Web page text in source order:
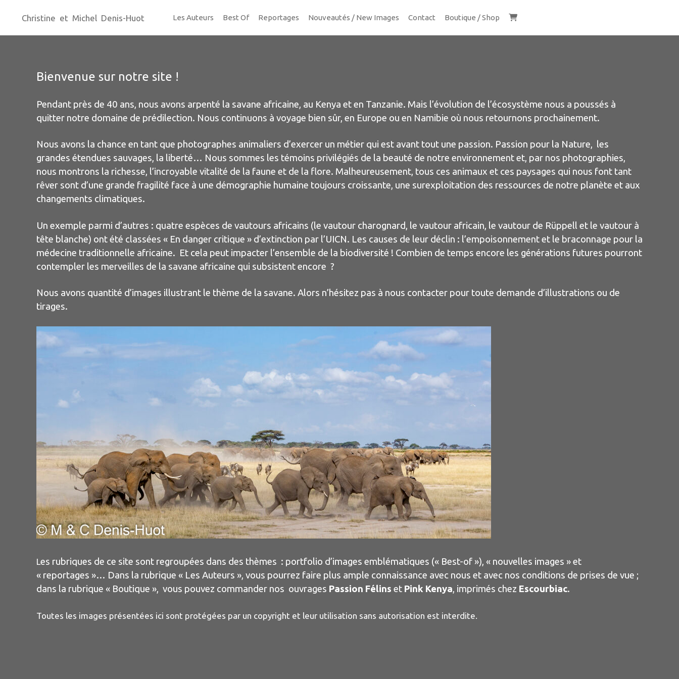
Christine et Michel Denis-Huot Les Auteurs Best Of Reportages Nouveautés / New Images Contact Boutique / Shop
Bienvenue sur notre site !
Pendant près de 40 ans, nous avons arpenté la savane africaine, au Kenya et en Tanzanie. Mais l’évolution de l’écosystème nous a poussés à
quitter notre domaine de prédilection. Nous continuons à voyage bien sûr, en Europe ou en Namibie où nous retournons prochainement.
Nous avons la chance en tant que photographes animaliers d’exercer un métier qui est avant tout une passion. Passion pour la Nature, les
grandes étendues sauvages, la liberté… Nous sommes les témoins privilégiés de la beauté de notre environnement et, par nos photographies,
nous montrons la richesse, l’incroyable vitalité de la faune et de la flore. Malheureusement, tous ces animaux et ces paysages qui nous font tant
rêver sont d’une grande fragilité face à une démographie humaine toujours croissante, une surexploitation des ressources de notre planète et aux
changements climatiques.
Un exemple parmi d’autres : quatre espèces de vautours africains (le vautour charognard, le vautour africain, le vautour de Rüppell et le vautour à
tête blanche) ont été classées « En danger critique » d’extinction par l’UICN. Les causes de leur déclin : l’empoisonnement et le braconnage pour la
médecine traditionnelle africaine. Et cela peut impacter l’ensemble de la biodiversité ! Combien de temps encore les générations futures pourront
contempler les merveilles de la savane africaine qui subsistent encore ?
Nous avons quantité d’images illustrant le thème de la savane. Alors n’hésitez pas à nous contacter pour toute demande d’illustrations ou de
tirages.
Les rubriques de ce site sont regroupées dans des thèmes : portfolio d’images emblématiques (« Best-of »), « nouvelles images » et
« reportages »… Dans la rubrique « Les Auteurs », vous pourrez faire plus ample connaissance avec nous et avec nos conditions de prises de vue ;
dans la rubrique « Boutique », vous pouvez commander nos ouvrages Passion Félins et Pink Kenya, imprimés chez Escourbiac.
Toutes les images présentées ici sont protégées par un copyright et leur utilisation sans autorisation est interdite.